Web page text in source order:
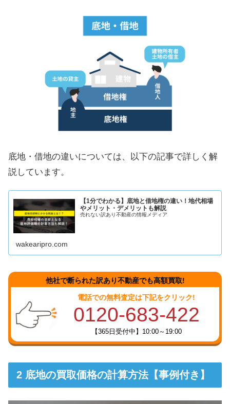
底地・借地の違いについては、以下の記事で詳しく解
説しています。
【1分でわかる】底地と借地権の違い！地代相場
やメリット・デメリットも解説
売れない訳あり不動産の情報メディア
wakearipro.com
他社で断られた訳あり不動産でも高額買取!
電話での無料査定は下記をクリック!
0120-683-422
【365日受付中】10:00～19:00
底地の買取価格の計算方法【事例付き】